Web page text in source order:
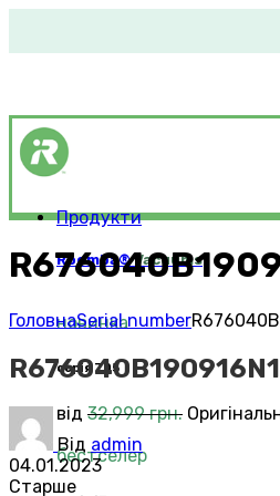
Продукти
Roomba®Vacuums
новинка
серія 705
від 32,999грн.
бестселер
ГоловнаSerial number
Від admin
04.01.2023
Старше